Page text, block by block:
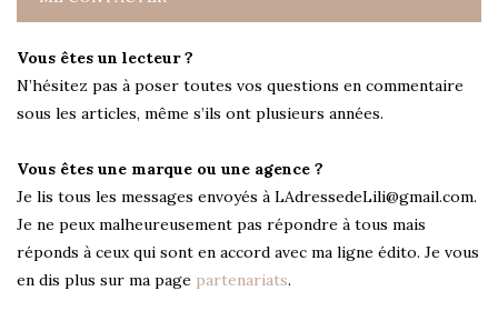
Vous êtes un lecteur ?
N’hésitez pas à poser toutes vos questions en commentaire
sous les articles, même s’ils ont plusieurs années.
Vous êtes une marque ou une agence ?
Je lis tous les messages envoyés à LAdressedeLili@gmail.com.
Je ne peux malheureusement pas répondre à tous mais
réponds à ceux qui sont en accord avec ma ligne édito. Je vous
en dis plus sur ma page partenariats.